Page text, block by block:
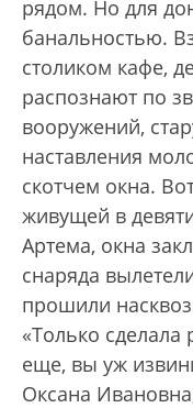
рядом. Но для
банальностью.
столиком кафе,
распознают по
вооружений,
наставления
скотчем окна.
живущей в
Артема, окна
снаряда
прошили
«Только сделала
еще, вы уж
Оксана